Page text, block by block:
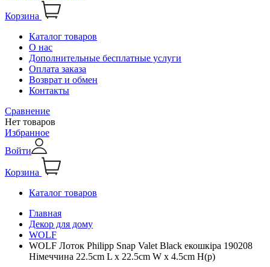
Корзина
Каталог товаров
О нас
Дополнительные бесплатные услуги
Оплата заказа
Возврат и обмен
Контакты
Сравнение
Нет товаров
Избранное
Войти
Корзина
Каталог товаров
Главная
Декор для дому
WOLF
WOLF Лоток Philipp Snap Valet Black екошкіра 190208
Німеччина 22.5cm L x 22.5cm W x 4.5cm H(р)